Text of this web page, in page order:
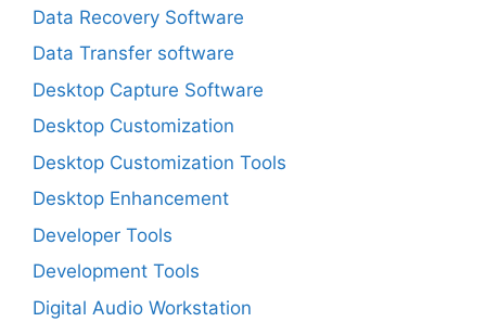
Data Recovery Software
Data Transfer software
Desktop Capture Software
Desktop Customization
Desktop Customization Tools
Desktop Enhancement
Developer Tools
Development Tools
Digital Audio Workstation